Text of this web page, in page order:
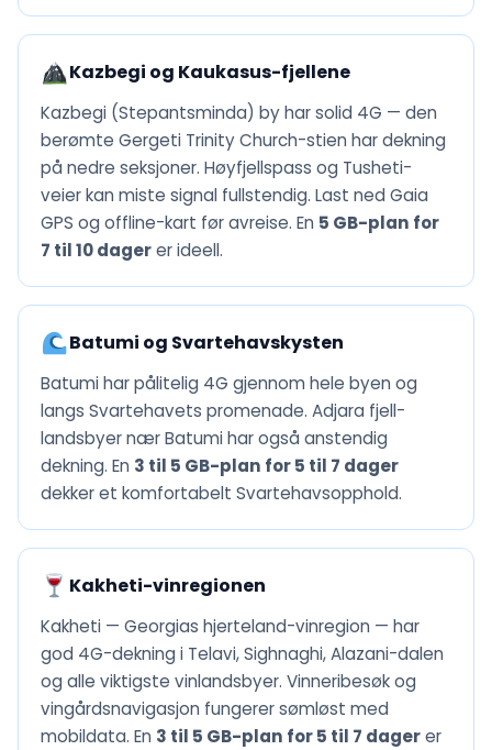
Kazbegi og Kaukasus-fjellene
Kazbegi (Stepantsminda) by har solid 4G — den
berømte Gergeti Trinity Church-stien har dekning
på nedre seksjoner. Høyfjellspass og Tusheti-
veier kan miste signal fullstendig. Last ned Gaia
GPS og offline-kart før avreise. En 5 GB-plan for
7 til 10 dagerer ideell.
Batumi og Svartehavskysten
Batumi har pålitelig 4G gjennom hele byen og
langs Svartehavets promenade. Adjara fjell-
landsbyer nær Batumi har også anstendig
dekning. En 3 til 5 GB-plan for 5 til 7 dager
dekker et komfortabelt Svartehavsopphold.
Kakheti-vinregionen
Kakheti — Georgias hjerteland-vinregion — har
god 4G-dekning i Telavi, Sighnaghi, Alazani-dalen
og alle viktigste vinlandsbyer. Vinneribesøk og
vingårdsnavigasjon fungerer sømløst med
mobildata. En 3 til 5 GB-plan for 5 til 7 dagerer